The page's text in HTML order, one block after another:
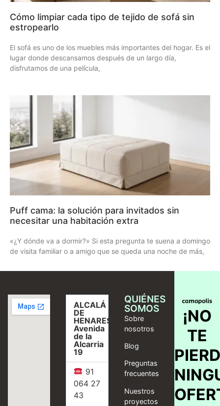
Cómo limpiar cada tipo de tejido de sofá sin
estropearlo
El sofá es uno de los muebles más importantes del hogar. Es el
lugar donde descansamos después de un largo día,
disfrutamos de una película,
Puff cama: la solución para invitados sin
necesitar una habitación extra
«¿Y dónde va a dormir?» Si esta pregunta te suena a domingo
de visita familiar o a amigo que se queda una noche de más,
ALCALÁ
DE
HENARES,
Avenida
de la
Alcarria
19
91
064 27
43
QUIÉNES
SOMOS
Sobre
nosotros
Blog
Preguntas
frecuentes
Nuestros
proyectos
¡NO
TE